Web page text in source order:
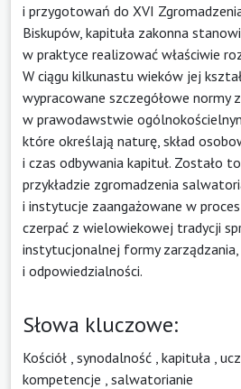
i przygotowań do XVI
Biskupów, kapituła zakonna
w praktyce realizować właściwie
W ciągu kilkunastu wieków jej
wypracowane szczegółowe normy
w prawodawstwie
które określają naturę, skład
i czas odbywania kapituł. Zostało
przykładzie zgromadzenia
i instytucje zaangażowane w proces
czerpać z wielowiekowej tradycji
instytucjonalnej formy
i odpowiedzialności.
Słowa kluczowe:
Kościół synodalność kapituła
kompetencje salwatorianie